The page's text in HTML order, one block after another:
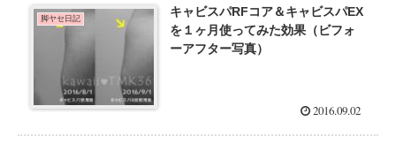
脚ヤセ日記
キャビスパRFコア＆キャビスパEX
を１ヶ月使ってみた効果（ビフォ
ーアフター写真）
2016.09.02